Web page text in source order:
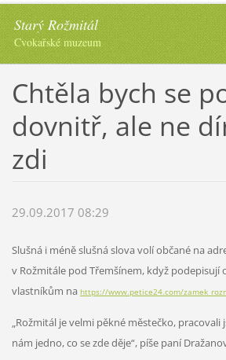
Starý Rožmitál
Cvokařské muzeum
Chtěla bych se
dovnitř, ale ne
zdi
29.09.2017 08:29
Slušná i méně slušná slova volí občané na
v Rožmitále pod Třemšínem, když podepisují
vlastníkům na https://www.petice24.com/
„Rožmitál je velmi pěkné městečko, pracovali
nám jedno, co se zde děje“, píše paní